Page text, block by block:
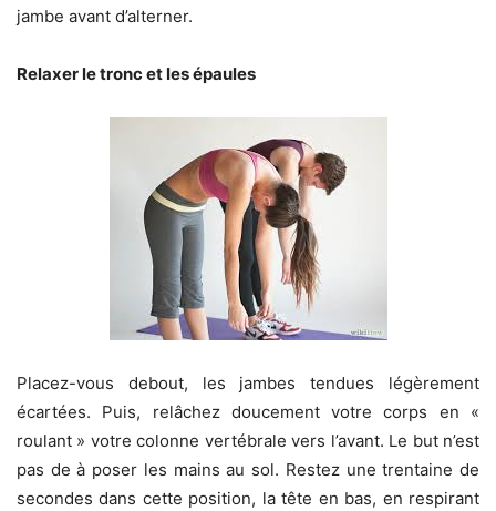
jambe avant d’alterner.
Relaxer le tronc et les épaules
Placez-vous debout, les jambes tendues légèrement
écartées. Puis, relâchez doucement votre corps en «
roulant » votre colonne vertébrale vers l’avant. Le but n’est
pas de à poser les mains au sol. Restez une trentaine de
secondes dans cette position, la tête en bas, en respirant